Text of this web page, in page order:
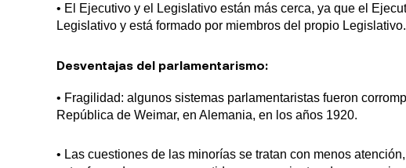
• El Ejecutivo y el Legislativo están más cerca, ya que el
Legislativo y está formado por miembros del propio Legislativo.
Desventajas del parlamentarismo:
• Fragilidad: algunos sistemas parlamentaristas fueron
República de Weimar, en Alemania, en los años 1920.
• Las cuestiones de las minorías se tratan con menos